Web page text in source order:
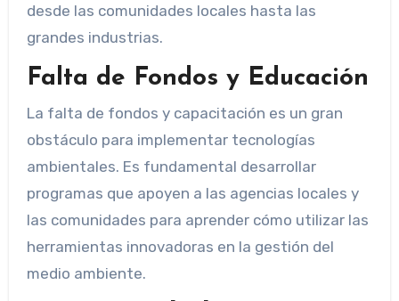
desde las comunidades locales hasta las
grandes industrias.
Falta de Fondos y Educación
La falta de fondos y capacitación es un gran
obstáculo para implementar tecnologías
ambientales. Es fundamental desarrollar
programas que apoyen a las agencias locales y
las comunidades para aprender cómo utilizar las
herramientas innovadoras en la gestión del
medio ambiente.